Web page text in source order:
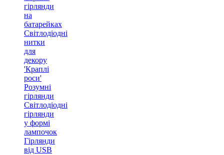
гірлянди
на
батарейках
Світлодіодні
нитки
для
декору
'Краплі
роси'
Розумні
гірлянди
Світлодіодні
гірлянди
у формі
лампочок
Гірлянди
від USB